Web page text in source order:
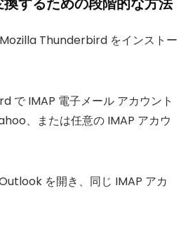
Mozilla Thunderbird をインストー
で IMAP 電子メール アカウント
、または任意の IMAP アカウ
を開き、同じ IMAP アカ